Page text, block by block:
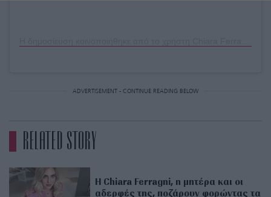
ADVERTISEMENT - CONTINUE READING BELOW
RELATED STORY
H Chiara Ferragni, η μητέρα και οι
αδερφές της, ποζάρουν φορώντας τα